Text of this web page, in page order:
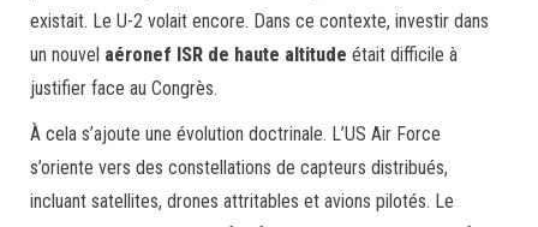
existait. Le U-2 volait encore. Dans ce contexte, investir dans
un nouvel aéronef ISR de haute altitude était difficile à
justifier face au Congrès.
À cela s’ajoute une évolution doctrinale. L’US Air Force
s’oriente vers des constellations de capteurs distribués,
incluant satellites, drones attritables et avions pilotés. Le